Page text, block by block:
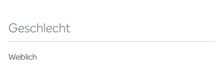
Geschlecht
Weiblich